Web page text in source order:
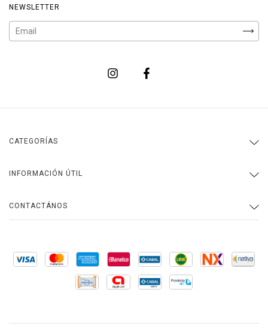
NEWSLETTER
CATEGORÍAS
INFORMACIÓN ÚTIL
CONTACTÁNOS